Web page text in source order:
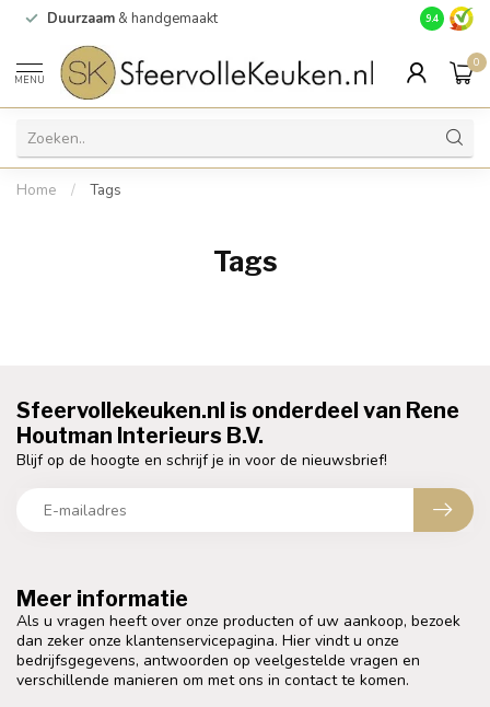
Duurzaam & handgemaakt Gratis
9.4
MENU
0
Home / Tags
Tags
Meer informatie
Als u vragen heeft over onze producten of uw aankoop, bezoek
dan zeker onze klantenservicepagina. Hier vindt u onze
bedrijfsgegevens, antwoorden op veelgestelde vragen en
verschillende manieren om met ons in contact te komen.
Sfeervollekeuken.nl is onderdeel van Rene
Houtman Interieurs B.V.
Blijf op de hoogte en schrijf je in voor de nieuwsbrief!